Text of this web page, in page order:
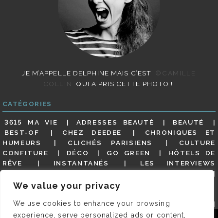
We value your privacy
We use cookies to enhance your browsing
experience, serve personalized ads or content,
JE M’APPELLE DELPHINE MAIS C’EST
©CAMILLE
COLLIN
QUI A PRIS CETTE PHOTO !
CATÉGORIES
3615 MA VIE ADRESSES BEAUTÉ
BEAUTÉ
BEST-OF
CHEZ DEEDEE
CHRONIQUES ET
HUMEURS
CLICHÉS PARISIENS
CULTURE
CONFITURE
DÉCO GO GREEN
HÔTELS DE
RÊVE
INSTANTANÉS
LES INTERVIEWS
MES ADRESSES
MODE NON CLASSÉ
GUIDE
PARIS EN PHOTOS
RESTAURANTS
REVUE DE PRESSE DÉTAILLÉE, SIOU PLAIT